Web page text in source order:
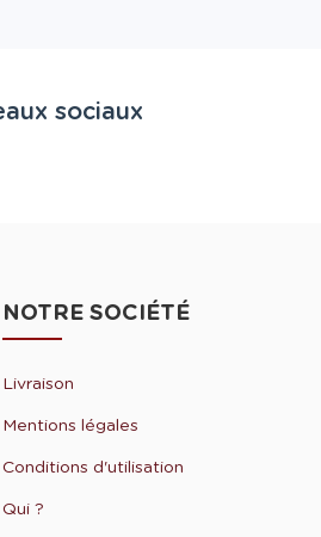
sociaux
NOTRE SOCIÉTÉ
Livraison
Mentions légales
Conditions d'utilisation
Qui ?